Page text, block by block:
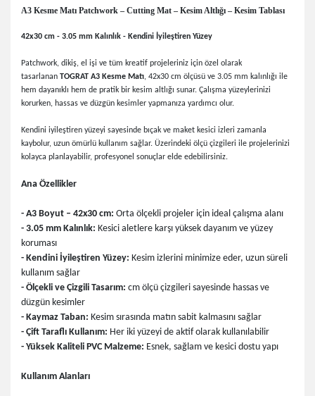
A3 Kesme Matı Patchwork – Cutting Mat – Kesim Altlığı – Kesim Tablası
42x30 cm - 3.05 mm Kalınlık - Kendini İyileştiren Yüzey
Patchwork, dikiş, el işi ve tüm kreatif projeleriniz için özel olarak
tasarlanan TOGRAT A3 Kesme Matı, 42x30 cm ölçüsü ve 3.05 mm kalınlığı ile
hem dayanıklı hem de pratik bir kesim altlığı sunar. Çalışma yüzeylerinizi
korurken, hassas ve düzgün kesimler yapmanıza yardımcı olur.
Kendini iyileştiren yüzeyi sayesinde bıçak ve maket kesici izleri zamanla
kaybolur, uzun ömürlü kullanım sağlar. Üzerindeki ölçü çizgileri ile projelerinizi
kolayca planlayabilir, profesyonel sonuçlar elde edebilirsiniz.
Ana Özellikler
- A3 Boyut – 42x30 cm: Orta ölçekli projeler için ideal çalışma alanı
- 3.05 mm Kalınlık: Kesici aletlere karşı yüksek dayanım ve yüzey
koruması
- Kendini İyileştiren Yüzey: Kesim izlerini minimize eder, uzun süreli
kullanım sağlar
- Ölçekli ve Çizgili Tasarım: cm ölçü çizgileri sayesinde hassas ve
düzgün kesimler
- Kaymaz Taban: Kesim sırasında matın sabit kalmasını sağlar
- Çift Taraflı Kullanım: Her iki yüzeyi de aktif olarak kullanılabilir
- Yüksek Kaliteli PVC Malzeme: Esnek, sağlam ve kesici dostu yapı
Kullanım Alanları